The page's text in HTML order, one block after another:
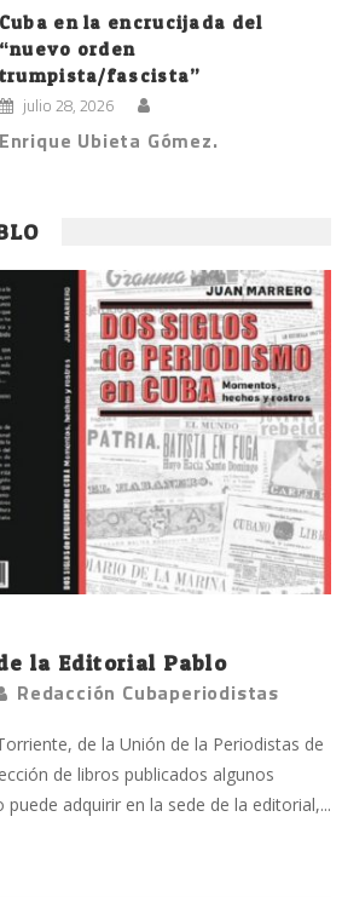
Cuba en la encrucijada del
“nuevo orden
trumpista/fascista”
julio 28, 2026
Enrique Ubieta Gómez.
la Editorial Pablo
Redacción Cubaperiodistas
de la Unión de la Periodistas de
de libros publicados algunos
adquirir en la sede de la editorial,...